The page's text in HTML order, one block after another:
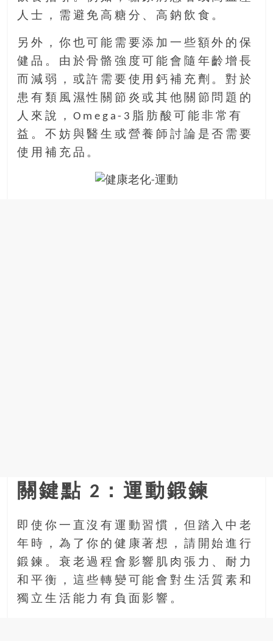
人士，需避免高糖分、高鈉飲食。
另外，你也可能需要添加一些額外的保
健品。由於骨骼強度可能會隨年齡增長
而減弱，或許需要使用鈣補充劑。對於
患有類風濕性關節炎或其他關節問題的
人來說，Omega-3脂肪酸可能非常有
益。不妨與醫生或營養師討論是否需要
使用補充品。
關鍵點 2：運動鍛鍊
即使你一直沒有運動習慣，但踏入中老
年時，為了你的健康著想，請開始進行
鍛鍊。衰老過程會影響肌肉張力、耐力
和平衡，這些轉變可能會對生活質素和
獨立生活能力有負面影響。